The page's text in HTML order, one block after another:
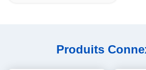
Produits